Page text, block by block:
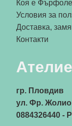
Коя е
Условия за
Доставка,
Контакти
гр. Пловдив
ул. Фр.
0884326440-